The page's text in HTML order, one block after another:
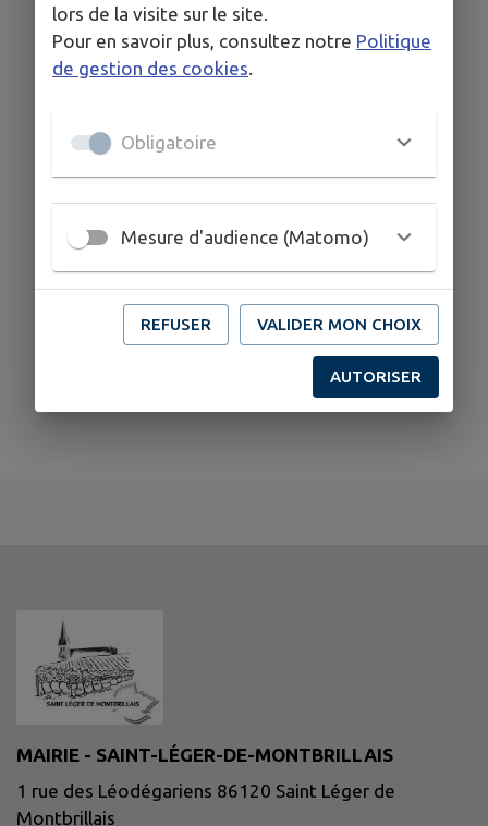
0631784037
MAIRIE - SAINT-LÉGER-DE-MONTBRILLAIS
1 rue des Léodégariens 86120 Saint Léger de
Montbrillais
lors de la visite sur le site.
Pour en savoir plus, consultez notre Politique
de gestion des cookies
Obligatoire
Mesure d'audience (Matomo)
REFUSER VALIDER MON CHOIX
AUTORISER